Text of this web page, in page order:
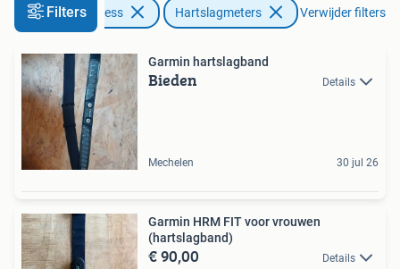
Filters
Sport en Fitness Hartslagmeters Verwijder filters
Garmin hartslagband
Bieden Details
Mechelen 30 jul 26
Garmin HRM FIT voor vrouwen
(hartslagband)
€ 90,00 Details